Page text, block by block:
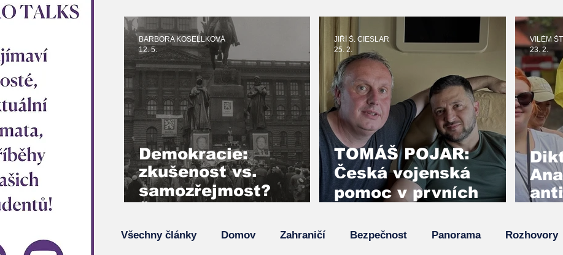
Demokracie:
zkušenost vs.
samozřejmost?
Vladimír Mlynář a
BARBORA KOSELLKOVÁ
12. 5.
TOMÁŠ POJAR:
Česká vojenská
pomoc v prvních
zabránila pádu
Kyjeva
JIŘÍ Š. CIESLAR
25. 2.
VILÉM
23. 2.
Všechny články Domov Zahraničí Bezpečnost Panorama Rozhovory